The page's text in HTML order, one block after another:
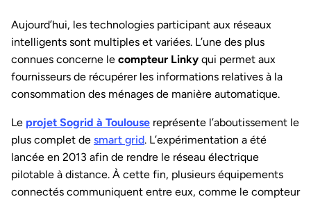
Aujourd’hui, les technologies participant aux réseaux
intelligents sont multiples et variées. L’une des plus
connues concerne le compteur Linky qui permet aux
fournisseurs de récupérer les informations relatives à la
consommation des ménages de manière automatique.
Le projet Sogrid à Toulouse représente l’aboutissement le
plus complet de smart grid. L’expérimentation a été
lancée en 2013 afin de rendre le réseau électrique
pilotable à distance. À cette fin, plusieurs équipements
connectés communiquent entre eux, comme le compteur